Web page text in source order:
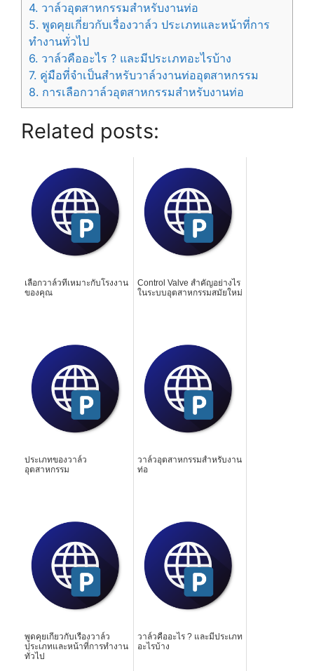
4. วาล์วอุตสาหกรรมสำหรับงานท่อ
5. พูดคุยเกี่ยวกับเรื่องวาล์ว ประเภทและหน้าที่การ
ทำงานทั่วไป
6. วาล์วคืออะไร ? และมีประเภทอะไรบ้าง
7. คู่มือที่จำเป็นสำหรับวาล์วงานท่ออุตสาหกรรม
8. การเลือกวาล์วอุตสาหกรรมสำหรับงานท่อ
Related posts:
เลือกวาล์วที่เหมาะกับโรงงาน
ของคุณ
Control Valve สำคัญอย่างไร
ในระบบอุตสาหกรรมสมัยใหม่
ประเภทของวาล์ว
อุตสาหกรรม
วาล์วอุตสาหกรรมสำหรับงาน
ท่อ
พูดคุยเกี่ยวกับเรื่องวาล์ว
ประเภทและหน้าที่การทำงาน
ทั่วไป
วาล์วคืออะไร ? และมีประเภท
อะไรบ้าง